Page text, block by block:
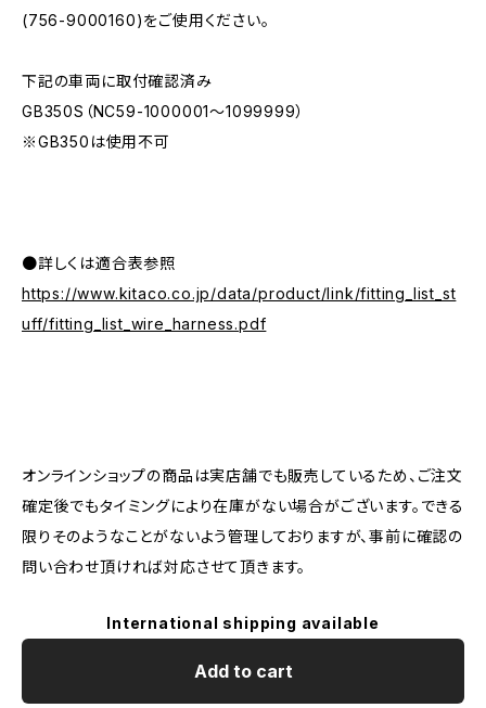
(756-9000160)をご使用ください。
下記の車両に取付確認済み
GB350S（NC59-1000001～1099999）
※GB350は使用不可
●詳しくは適合表参照
https://www.kitaco.co.jp/data/product/link/fitting_list_st
uff/fitting_list_wire_harness.pdf
オンラインショップの商品は実店舗でも販売しているため、ご注文
確定後でもタイミングにより在庫がない場合がございます。できる
限りそのようなことがないよう管理しておりますが、事前に確認の
問い合わせ頂ければ対応させて頂きます。
International shipping available
Add to cart